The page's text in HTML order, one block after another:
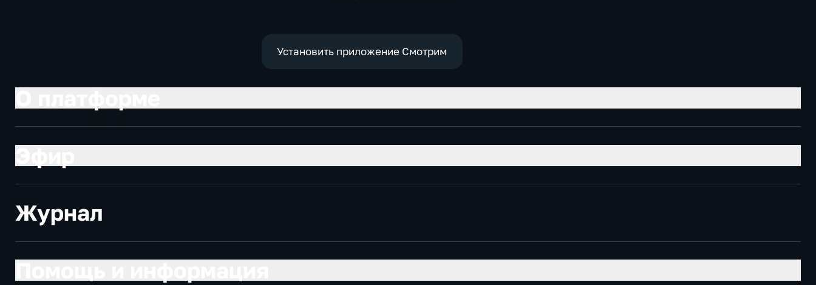
Установить приложение Смотрим
Журнал